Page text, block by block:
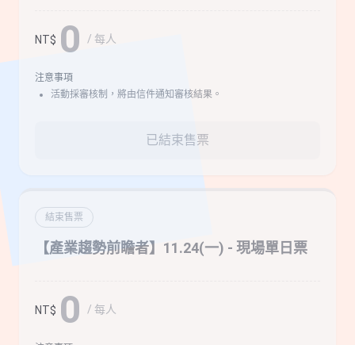
NT$ 0 / 每人
注意事項
活動採審核制，將由信件通知審核結果。
已結束售票
結束售票
【產業趨勢前瞻者】11.24(一) - 現場單日票
NT$ 0 / 每人